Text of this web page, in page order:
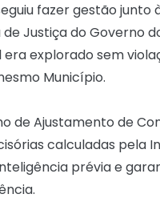
fazer gestão junto
Justiça do Governo
era explorado sem
Município.
de Ajustamento de
calculadas pela
prévia e